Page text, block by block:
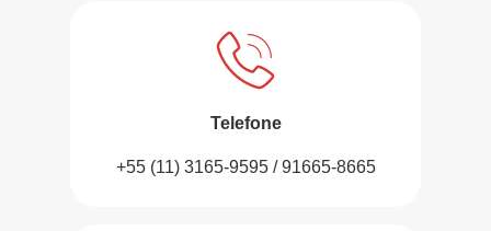
Telefone
+55 (11) 3165-9595 / 91665-8665